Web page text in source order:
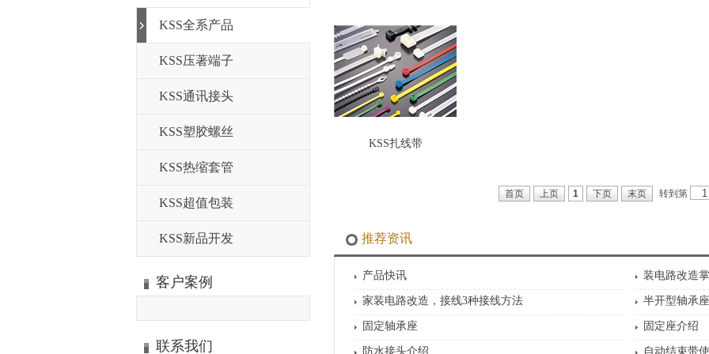
KSS全系产品
KSS压著端子
KSS通讯接头
KSS塑胶螺丝
KSS热缩套管
KSS超值包装
KSS新品开发
客户案例
联系我们
KSS扎线带
首页 上页 1 下页 末页 转到第
推荐资讯
产品快讯 装电路改造
家装电路改造，接线3种接线方法 半开型轴承座
固定轴承座 固定座介绍
防水接头介绍 自动结束带